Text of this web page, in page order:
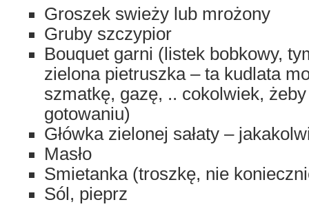
Groszek swieży lub mrożony
Gruby szczypior
Bouquet garni (listek bobkowy,
zielona pietruszka – ta kudlata
szmatkę, gazę, .. cokolwiek,
gotowaniu)
Główka zielonej sałaty –
Masło
Smietanka (troszkę, nie
Sól, pieprz